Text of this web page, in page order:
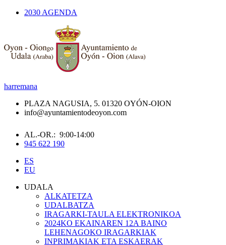
2030 AGENDA
harremana
PLAZA NAGUSIA, 5. 01320 OYÓN-OION
info@ayuntamientodeoyon.com
AL.-OR.: 9:00-14:00
945 622 190
ES
EU
UDALA
ALKATETZA
UDALBATZA
IRAGARKI-TAULA ELEKTRONIKOA
2024KO EKAINAREN 12A BAINO
LEHENAGOKO IRAGARKIAK
INPRIMAKIAK ETA ESKAERAK